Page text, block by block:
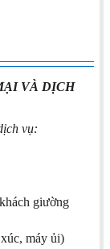
VÀ DỊCH
vụ:
giường
máy ủi)